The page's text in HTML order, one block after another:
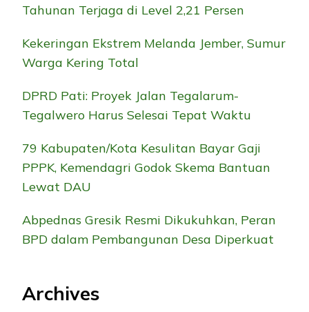
Tahunan Terjaga di Level 2,21 Persen
Kekeringan Ekstrem Melanda Jember, Sumur
Warga Kering Total
DPRD Pati: Proyek Jalan Tegalarum-
Tegalwero Harus Selesai Tepat Waktu
79 Kabupaten/Kota Kesulitan Bayar Gaji
PPPK, Kemendagri Godok Skema Bantuan
Lewat DAU
Abpednas Gresik Resmi Dikukuhkan, Peran
BPD dalam Pembangunan Desa Diperkuat
Archives